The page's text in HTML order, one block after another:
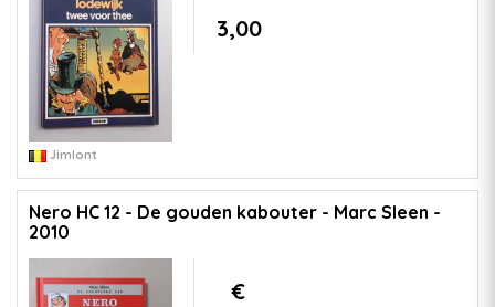
3,00
Jimlont
Nero HC 12 - De gouden kabouter - Marc Sleen -
2010
€